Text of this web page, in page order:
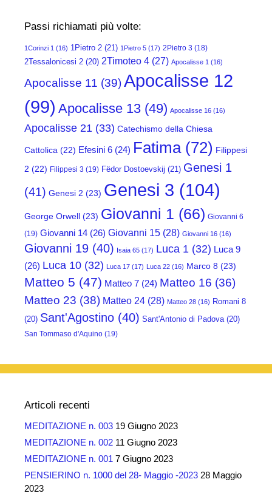
Passi richiamati più volte:
1Corinzi 1 (16) 1Pietro 2 (21) 1Pietro 5 (17) 2Pietro 3 (18)
2Tessalonicesi 2 (20) 2Timoteo 4 (27) Apocalisse 1 (16)
Apocalisse 11 (39)Apocalisse 12
(99) Apocalisse 13 (49) Apocalisse 16 (16)
Apocalisse 21 (33) Catechismo della Chiesa
Cattolica (22) Efesini 6 (24) Fatima(72) Filippesi
2 (22) Filippesi 3 (19) Fëdor Dostoevskij (21) Genesi 1
(41) Genesi 2 (23) Genesi 3 (104)
George Orwell (23) Giovanni 1 (66) Giovanni 6
(19) Giovanni 14 (26) Giovanni 15 (28) Giovanni 16 (16)
Giovanni 19 (40) Isaia 65 (17) Luca 1 (32) Luca 9
(26) Luca 10 (32) Luca 17 (17) Luca 22 (16) Marco 8 (23)
Matteo 5 (47) Matteo 7 (24) Matteo 16 (36)
Matteo 23 (38) Matteo 24 (28) Matteo 28 (16) Romani 8
(20) Sant'Agostino (40) Sant'Antonio di Padova(20)
San Tommaso d'Aquino (19)
Articoli recenti
MEDITAZIONE n. 003 19 Giugno 2023
MEDITAZIONE n. 002 11 Giugno 2023
MEDITAZIONE n. 001 7 Giugno 2023
PENSIERINO n. 1000 del 28- Maggio -2023 28 Maggio
2023